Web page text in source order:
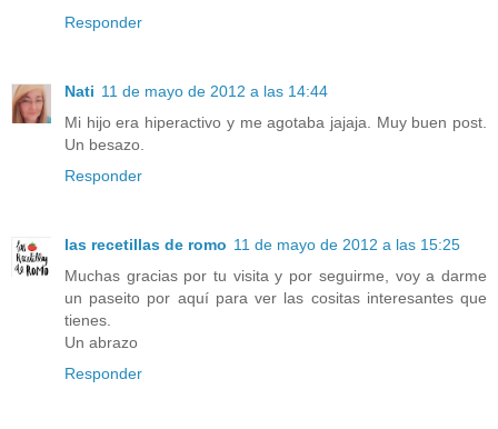
Responder
Nati 11 de mayo de 2012 a las 14:44
Mi hijo era hiperactivo y me agotaba jajaja. Muy buen post.
Un besazo.
Responder
las recetillas de romo 11 de mayo de 2012 a las 15:25
Muchas gracias por tu visita y por seguirme, voy a darme
un paseito por aquí para ver las cositas interesantes que
tienes.
Un abrazo
Responder